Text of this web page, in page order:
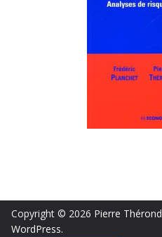
Copyright © 2026 Pierre Thérond
WordPress.